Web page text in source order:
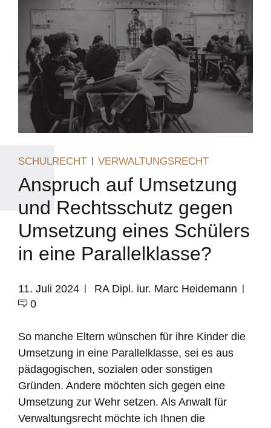
SCHULRECHT VERWALTUNGSRECHT
Anspruch auf Umsetzung
und Rechtsschutz gegen
Umsetzung eines Schülers
in eine Parallelklasse?
11. Juli 2024
RA Dipl. iur. Marc Heidemann
0
So manche Eltern wünschen für ihre Kinder die
Umsetzung in eine Parallelklasse, sei es aus
pädagogischen, sozialen oder sonstigen
Gründen. Andere möchten sich gegen eine
Umsetzung zur Wehr setzen. Als Anwalt für
Verwaltungsrecht möchte ich Ihnen die